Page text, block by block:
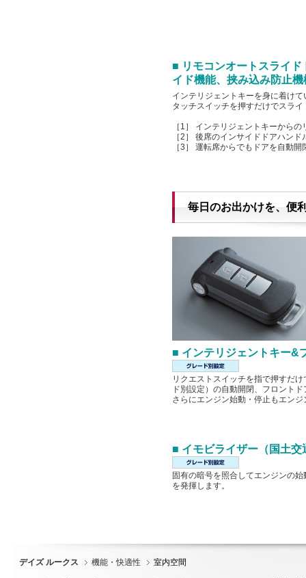
■ リモコンオートスライ
イド機能、挟み込み防止機
インテリジェントキーを身に着け
タッチスイッチを押すだけでスラ
［1］ インテリジェントキーから
［2］ 後席のインサイドドアハン
［3］ 運転席からでもドアを自動開
毎日のお出かけを、便
■ インテリジェントキー&
リクエストスイッチを指で押すだ
ド別設定）の自動開閉、フロント
さらにエンジン始動・停止もエン
■ イモビライザー（国土交
固有の暗号を照合してエンジンの
を発揮します。
デイズ ルークス 機能・快適性 室内空間